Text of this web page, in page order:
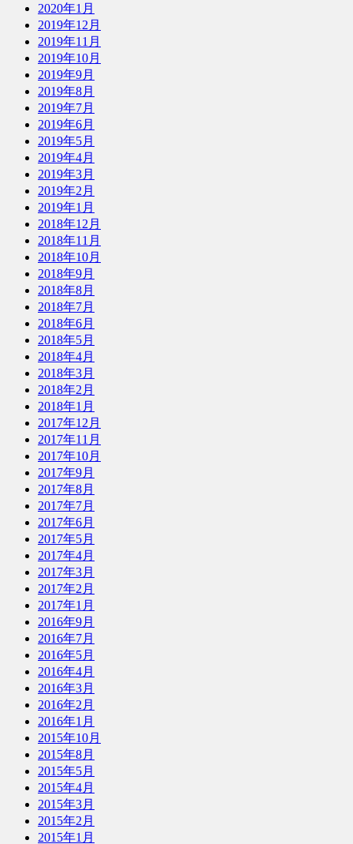
2020年1月
2019年12月
2019年11月
2019年10月
2019年9月
2019年8月
2019年7月
2019年6月
2019年5月
2019年4月
2019年3月
2019年2月
2019年1月
2018年12月
2018年11月
2018年10月
2018年9月
2018年8月
2018年7月
2018年6月
2018年5月
2018年4月
2018年3月
2018年2月
2018年1月
2017年12月
2017年11月
2017年10月
2017年9月
2017年8月
2017年7月
2017年6月
2017年5月
2017年4月
2017年3月
2017年2月
2017年1月
2016年9月
2016年7月
2016年5月
2016年4月
2016年3月
2016年2月
2016年1月
2015年10月
2015年8月
2015年5月
2015年4月
2015年3月
2015年2月
2015年1月